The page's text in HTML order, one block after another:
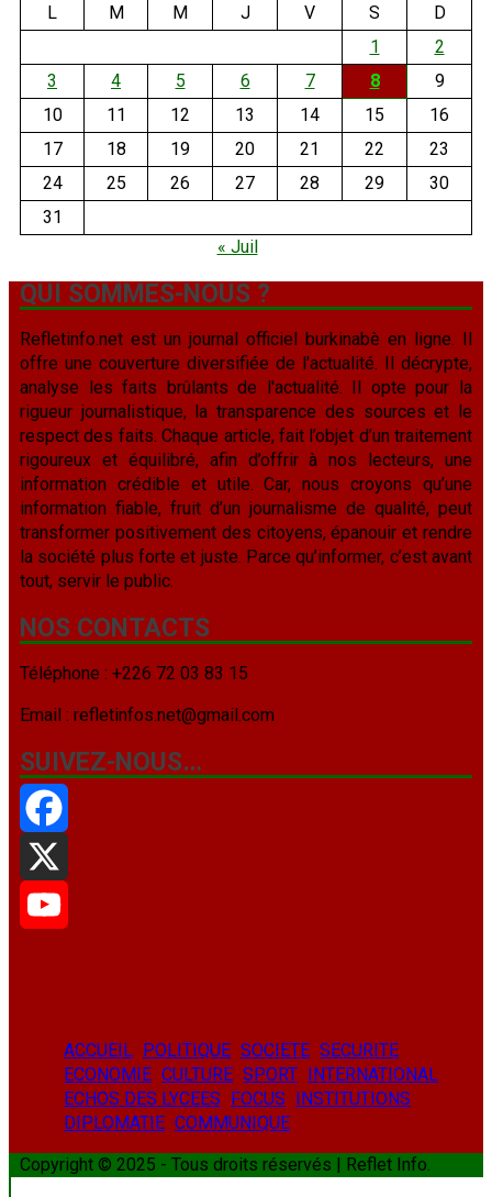
L
M M J V S
D
1
2
3
4 5 6 7 8
9
10
11 12 13 14 15
16
17
18 19 20 21 22
23
24
25 26 27 28 29
30
31
« Juil
QUI SOMMES-NOUS ?
Refletinfo.net est un journal officiel burkinabè en ligne. Il
offre une couverture diversifiée de l'actualité. Il décrypte,
analyse les faits brûlants de l'actualité. Il opte pour la
rigueur journalistique, la transparence des sources et le
respect des faits. Chaque article, fait l’objet d’un traitement
rigoureux et équilibré, afin d’offrir à nos lecteurs, une
information crédible et utile. Car, nous croyons qu’une
information fiable, fruit d’un journalisme de qualité, peut
transformer positivement des citoyens, épanouir et rendre
la société plus forte et juste. Parce qu’informer, c’est avant
tout, servir le public.
NOS CONTACTS
Téléphone : +226 72 03 83 15
Email : refletinfos.net@gmail.com
SUIVEZ-NOUS…
Facebook
X
ACCUEIL POLITIQUE SOCIETE SECURITE
ECONOMIE CULTURE SPORT INTERNATIONAL
ECHOS DES LYCEES FOCUS INSTITUTIONS
DIPLOMATIE COMMUNIQUE
Copyright © 2025 - Tous droits réservés | Reflet Info.